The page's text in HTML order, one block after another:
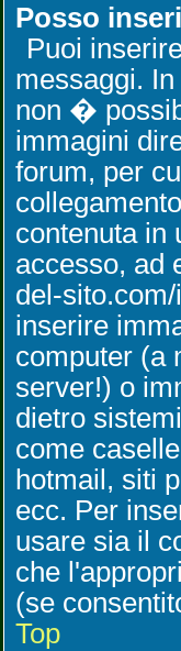
Posso
Puoi
messaggi.
non �
immagini
forum, per
contenuta in
accesso, ad
del-
inserire
computer (a
server!) o
dietro
come
hotmail, siti
ecc. Per
usare sia il
che
(se
Top